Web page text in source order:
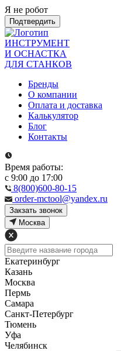
Я не робот
Подтвердить
ИНСТРУМЕНТ
И ОСНАСТКА
ДЛЯ СТАНКОВ
Бренды
О компании
Оплата и доставка
Калькулятор
Блог
Контакты
Время работы:
с 9:00 до 17:00
8(800)600-80-15
order-mctool@yandex.ru
Закзать звонок
Москва
Екатеринбург
Казань
Москва
Пермь
Самара
Санкт-Петербург
Тюмень
Уфа
Челябинск